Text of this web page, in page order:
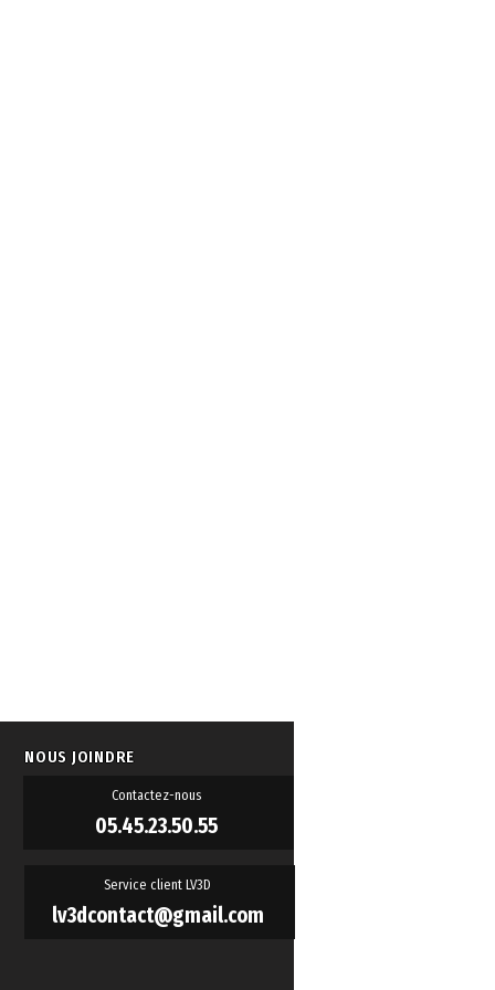
NOUS JOINDRE
Contactez-nous
05.45.23.50.55
Service client LV3D
lv3dcontact@gmail.com